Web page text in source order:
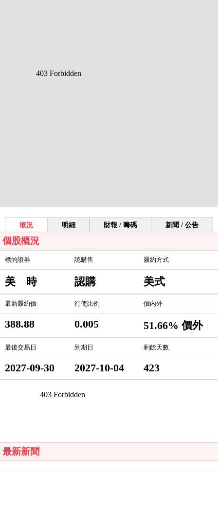
概況 明細 財報 / 籌碼 新聞 / 公告
個股概況
標的證券 認購售 履約方式
美 時 認購 美式
最新履約價 行使比例 價內外
388.88 0.005 51.66% 價外
最後交易日 到期日 剩餘天數
2027-09-30 2027-10-04 423
最新新聞